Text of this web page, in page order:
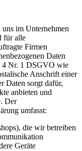
im Unternehmen
für alle
Firmen
Daten
4 Nr. 1 DSGVO wie
Anschrift einer
Daten sorgt dafür,
anbieten und
Der
umfasst:
die wir betreiben
Geräte